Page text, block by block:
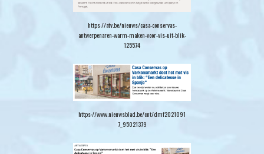
https://atv.be/nieuws/casa-conservas-
antwerpenaren-warm-maken-voor-vis-uit-blik-
125574
https://www.nieuwsblad.be/cnt/dmf2021091
7_95021379